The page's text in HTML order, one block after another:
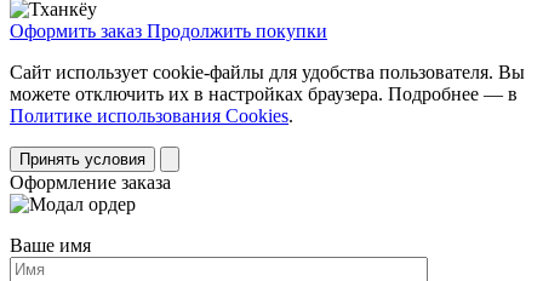
Оформить заказ Продолжить покупки
Сайт использует cookie-файлы для удобства пользователя. Вы
можете отключить их в настройках браузера. Подробнее — в
Политике использования Cookies.
Принять условия
Оформление заказа
Ваше имя